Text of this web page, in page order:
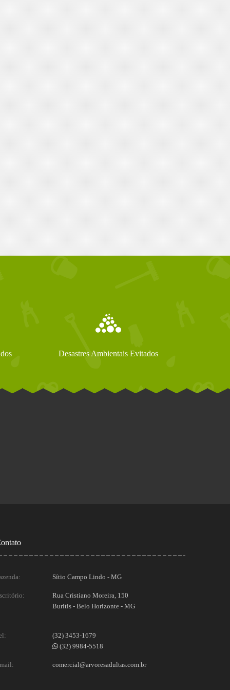
Desastres Ambientais Evitados
Sítio Campo Lindo - MG
Rua Cristiano Moreira, 150
Buritis - Belo Horizonte - MG
(32) 3453-1679
(32) 9984-5518
comercial@arvoresadultas.com.br